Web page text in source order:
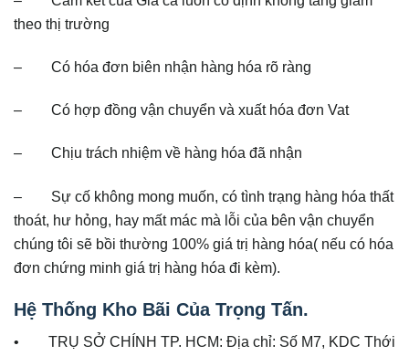
theo thị trường
– Có hóa đơn biên nhận hàng hóa rõ ràng
– Có hợp đồng vận chuyển và xuất hóa đơn Vat
– Chịu trách nhiệm về hàng hóa đã nhận
– Sự cố không mong muốn, có tình trạng hàng hóa thất
thoát, hư hỏng, hay mất mác mà lỗi của bên vận chuyển
chúng tôi sẽ bồi thường 100% giá trị hàng hóa( nếu có hóa
đơn chứng minh giá trị hàng hóa đi kèm).
Hệ Thống Kho Bãi Của Trọng Tấn.
• TRỤ SỞ CHÍNH TP. HCM: Địa chỉ: Số M7, KDC Thới